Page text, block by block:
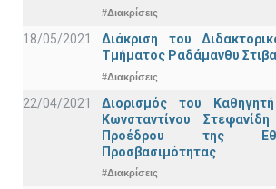
#Διακρίσεις
18/05/2021
Διάκριση του
Τμήματος Ραδάμανθυ
#Διακρίσεις
22/04/2021
Διορισμός του
Κωνσταντίνου
Προέδρου της
Προσβασιμότητας
#Διακρίσεις